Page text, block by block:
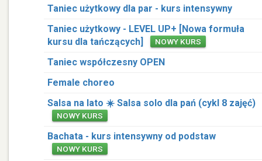
Taniec użytkowy dla par - kurs intensywny
Taniec użytkowy - LEVEL UP+ [Nowa formuła
kursu dla tańczących]
NOWY KURS
Taniec współczesny OPEN
Female choreo
Salsa na lato ☀️ Salsa solo dla pań (cykl 8 zajęć)
NOWY KURS
Bachata - kurs intensywny od podstaw
NOWY KURS